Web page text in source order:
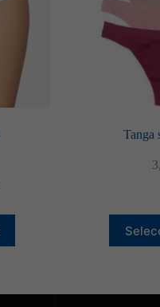
Tanga